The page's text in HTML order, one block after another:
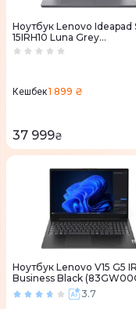
Ноутбук Lenovo Ideapad
15IRH10 Luna Grey
(83K101K7RA)
Кешбек1 899 ₴
37 999₴
Ноутбук Lenovo V15 G5
Business Black
3.7